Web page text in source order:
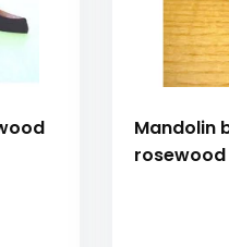
Mandolin
rosewood